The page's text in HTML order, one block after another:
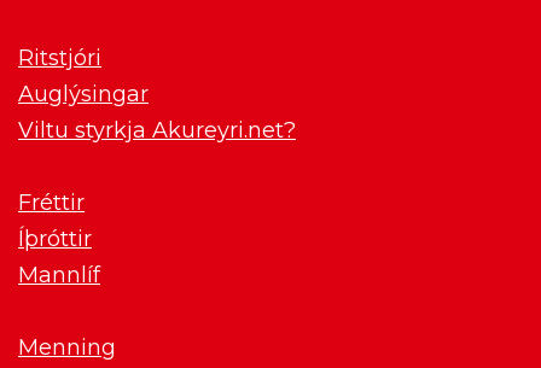
Ritstjóri
Auglýsingar
Viltu styrkja Akureyri.net?
Fréttir
Íþróttir
Mannlíf
Menning